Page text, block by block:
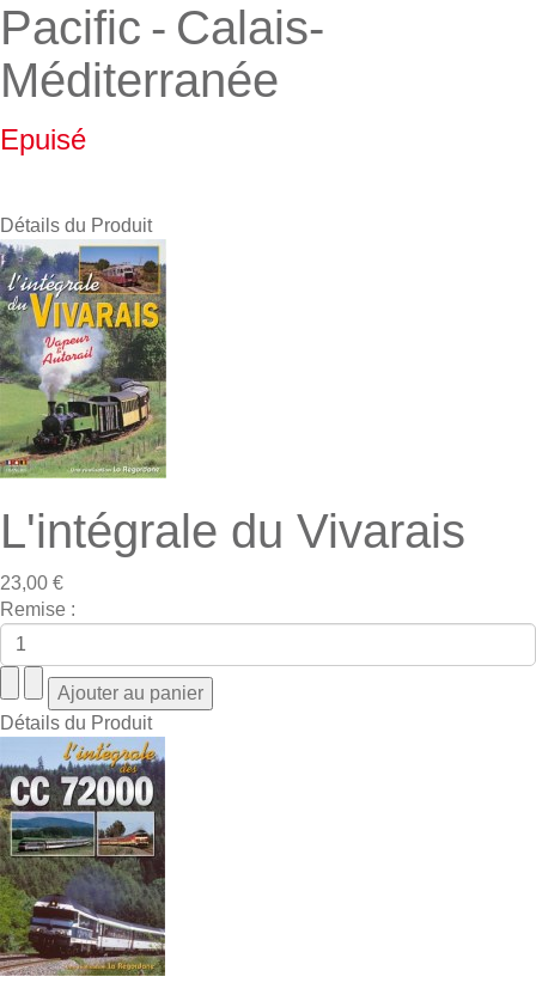
Pacific - Calais-
Méditerranée
Epuisé
Détails du Produit
L'intégrale du Vivarais
23,00 €
Remise :
Détails du Produit